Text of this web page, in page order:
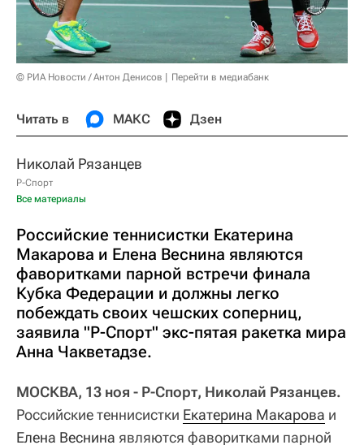
© РИА Новости / Антон Денисов Перейти в медиабанк
Читать в МАКС Дзен
Николай Рязанцев
Р-Спорт
Все материалы
Российские теннисистки Екатерина
Макарова и Елена Веснина являются
фаворитками парной встречи финала
Кубка Федерации и должны легко
побеждать своих чешских соперниц,
заявила "Р-Спорт" экс-пятая ракетка мира
Анна Чакветадзе.
МОСКВА, 13 ноя - Р-Спорт, Николай Рязанцев.
Российские теннисистки Екатерина Макарова и
Елена Веснина являются фаворитками парной